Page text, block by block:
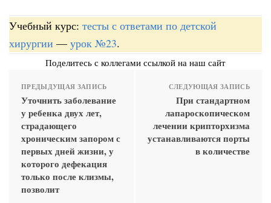
Учебный курс: тесты с ответами по детской
хирургии — урок №23.
Поделитесь с коллегами ссылкой на наш сайт
ПРЕДЫДУЩАЯ ЗАПИСЬ
Уточнить заболевание
у ребенка двух лет,
страдающего
хроническим запором с
первых дней жизни, у
которого дефекация
только после клизмы,
позволит
СЛЕДУЮЩАЯ ЗАПИСЬ
При стандартном
лапароскопическом
лечении крипторхизма
устанавливаются порты
в количестве